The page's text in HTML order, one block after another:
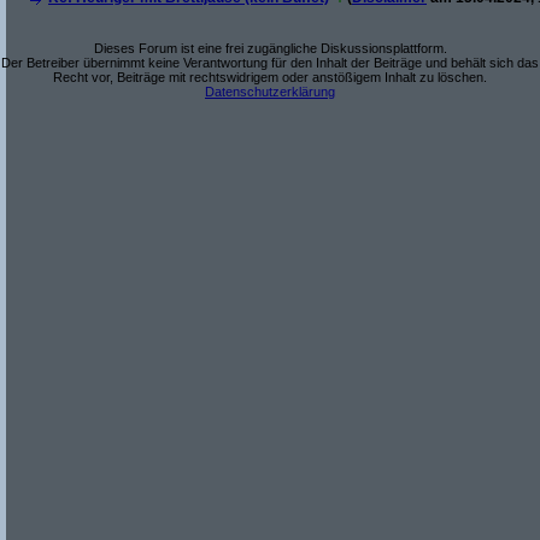
Dieses Forum ist eine frei zugängliche Diskussionsplattform.
Der Betreiber übernimmt keine Verantwortung für den Inhalt der Beiträge und behält sich das
Recht vor, Beiträge mit rechtswidrigem oder anstößigem Inhalt zu löschen.
Datenschutzerklärung